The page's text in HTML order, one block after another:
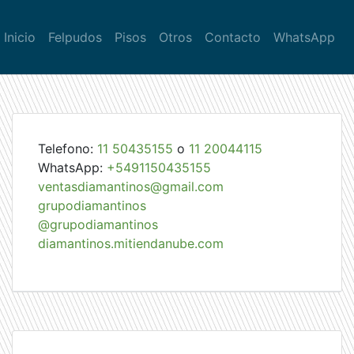
Inicio Felpudos Pisos Otros Contacto WhatsApp
Telefono: 11 50435155 o 11 20044115
WhatsApp: +5491150435155
ventasdiamantinos@gmail.com
grupodiamantinos
@grupodiamantinos
diamantinos.mitiendanube.com